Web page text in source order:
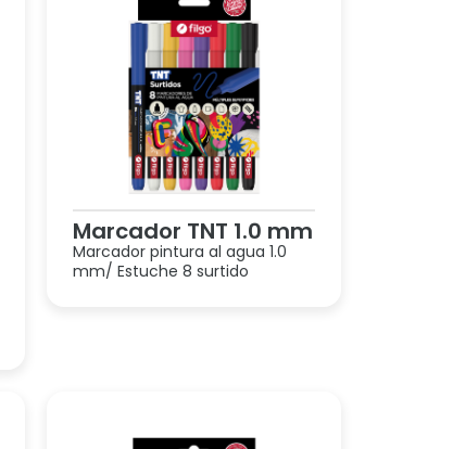
Marcador TNT 1.0 mm
Marcador pintura al agua 1.0
mm/ Estuche 8 surtido